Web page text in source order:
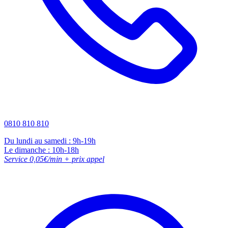
0810 810 810
Du lundi au samedi : 9h-19h
Le dimanche : 10h-18h
Service 0,05€/min + prix appel